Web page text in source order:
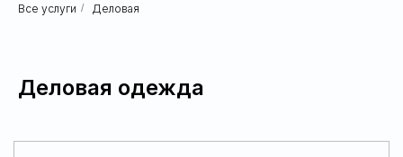
Все услуги / Деловая
Деловая одежда